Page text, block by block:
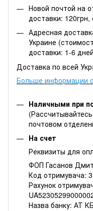
Новой почтой на
доставки:
Адресная
Украине
доставки: 1-6
Доставка по всей
Больше информации
Наличными при
почтовом
На счет
Реквизиты для
ФОП Гасанов
Код отримувача:
Рахунок
Назва банку: АТ